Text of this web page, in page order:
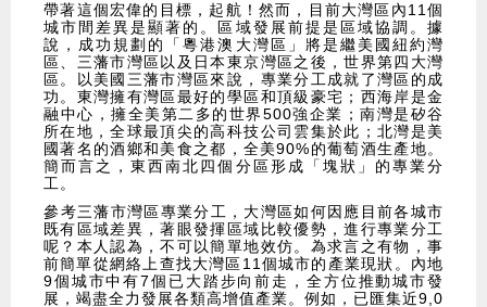
​帶著這個宏偉的目標，起航！然而，目前大灣區內11個
城市間差異是顯著的。區域發展前提是區域協調。據
說，成功規劃的「粵港澳大灣區」將是繼美國紐約灣
區、三藩市灣區以及日本東京灣區之後，世界第四大灣
區。以美國三藩市灣區來說，專業分工成就了灣區的成
功。東灣擁有灣區最好的學區和頂級豪宅；西海岸是金
融中心，擁全美第二多的世界500強企業；南灣是矽谷
所在地，全球最頂尖的高科技公司雲集於此；北灣是美
國著名的酒鄉和美食之都，全美90%的葡萄酒生產地。
簡而言之，東西南北四個分區形成「塊狀」的專業分
工。
​參考三藩市灣區專業分工，大灣區如何因應目前各城市
既有區域差異，著眼發揮區域比較優勢，進行專業分工
呢？本人認為，不可以簡單地效仿。為求言之有物，事
前簡單從網絡上查找大灣區11個城市的產業現狀。內地
9個城市中有7個已大踏步向前走，全方位推動城市發
展，竭盡全力發展各類高增值產業。例如，已匯集近9,0